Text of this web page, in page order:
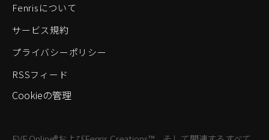
Fenrisについて
サービス規約
プライバシーポリシー
RSSフィード
Cookieの管理